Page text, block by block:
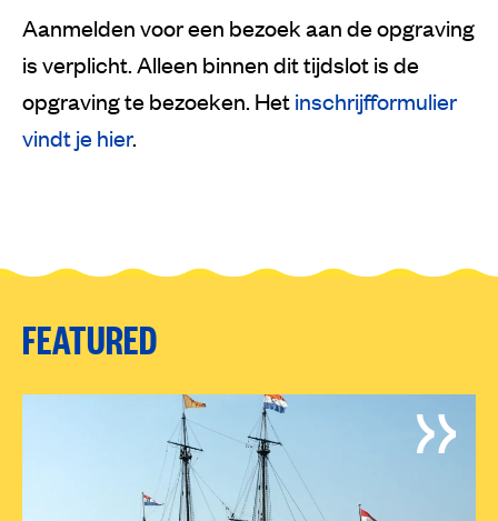
Aanmelden voor een bezoek aan de opgraving
is verplicht. Alleen binnen dit tijdslot is de
opgraving te bezoeken. Hetinschrijfformulier
vindt je hier.
FEATURED